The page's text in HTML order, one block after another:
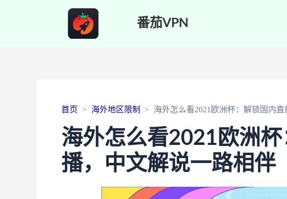
番茄VPN
首页 海外地区限制 海外怎么看2021欧洲杯：解锁国内
海外怎么看2021欧洲
播，中文解说一路相伴